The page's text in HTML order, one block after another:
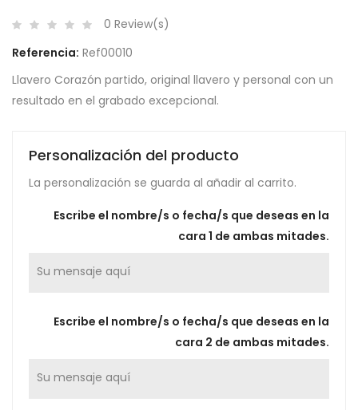
0 Review(s)
Referencia: Ref00010
Llavero Corazón partido, original llavero y personal con un
resultado en el grabado excepcional.
Personalización del producto
La personalización se guarda al añadir al carrito.
Escribe el nombre/s o fecha/s que deseas en la
cara 1 de ambas mitades.
Escribe el nombre/s o fecha/s que deseas en la
cara 2 de ambas mitades.